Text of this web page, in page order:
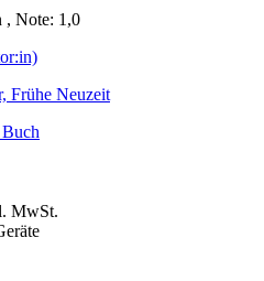
, Note: 1,0
Frühe Neuzeit
MwSt.